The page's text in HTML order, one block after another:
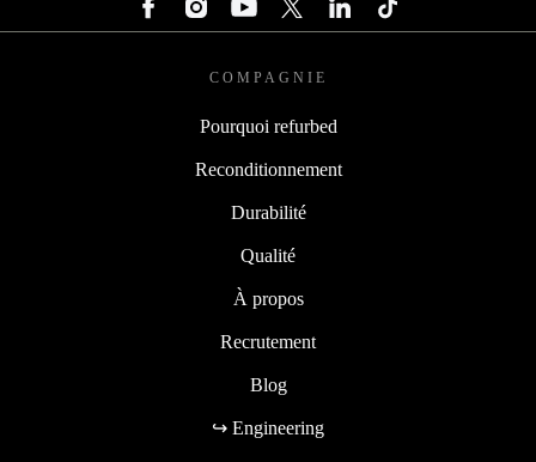
COMPAGNIE
Pourquoi refurbed
Reconditionnement
Durabilité
Qualité
À propos
Recrutement
Blog
↪ Engineering